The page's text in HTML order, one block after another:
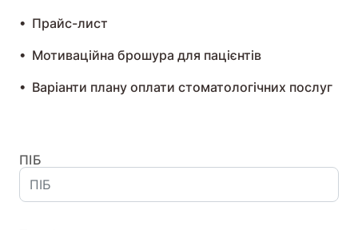
• Прайс-лист
• Мотиваційна брошура для пацієнтів
• Варіанти плану оплати стоматологічних послуг
ПІБ